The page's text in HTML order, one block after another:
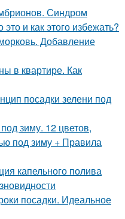
Синдром
и как этого избежать?
Добавление
в квартире. Как
посадки зелени под
зиму. 12 цветов,
под зиму + Правила
капельного полива
посадки. Идеальное